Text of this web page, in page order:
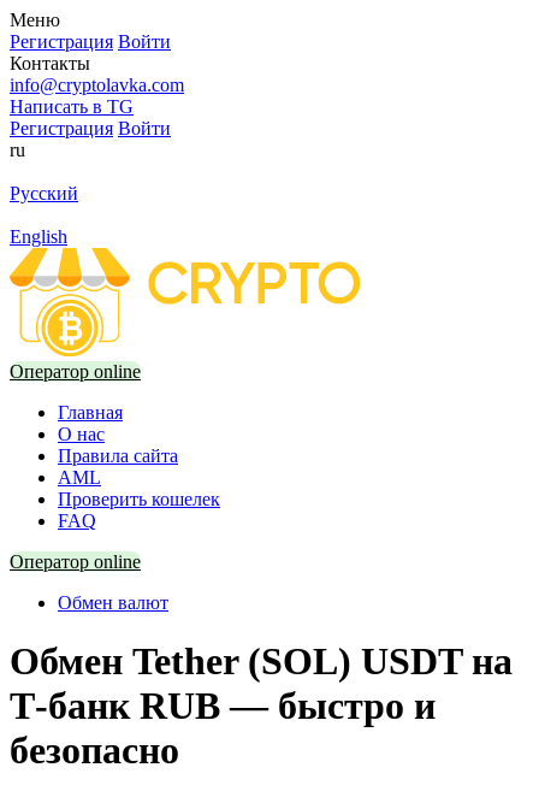
Меню
Регистрация Войти
Контакты
info@cryptolavka.com
Написать в TG
Регистрация Войти
ru
Русский
English
Оператор online
Главная
О нас
Правила сайта
AML
Проверить кошелек
FAQ
Оператор online
Обмен валют
Обмен Tether (SOL) USDT на
Т-банк RUB — быстро и
безопасно